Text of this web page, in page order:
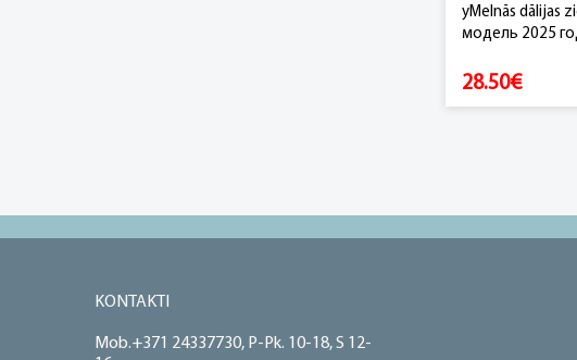
yMelnās dālijas
модель 2025
28.50€
KONTAKTI
Mob.+371 24337730, P-Pk. 10-18, S 12-